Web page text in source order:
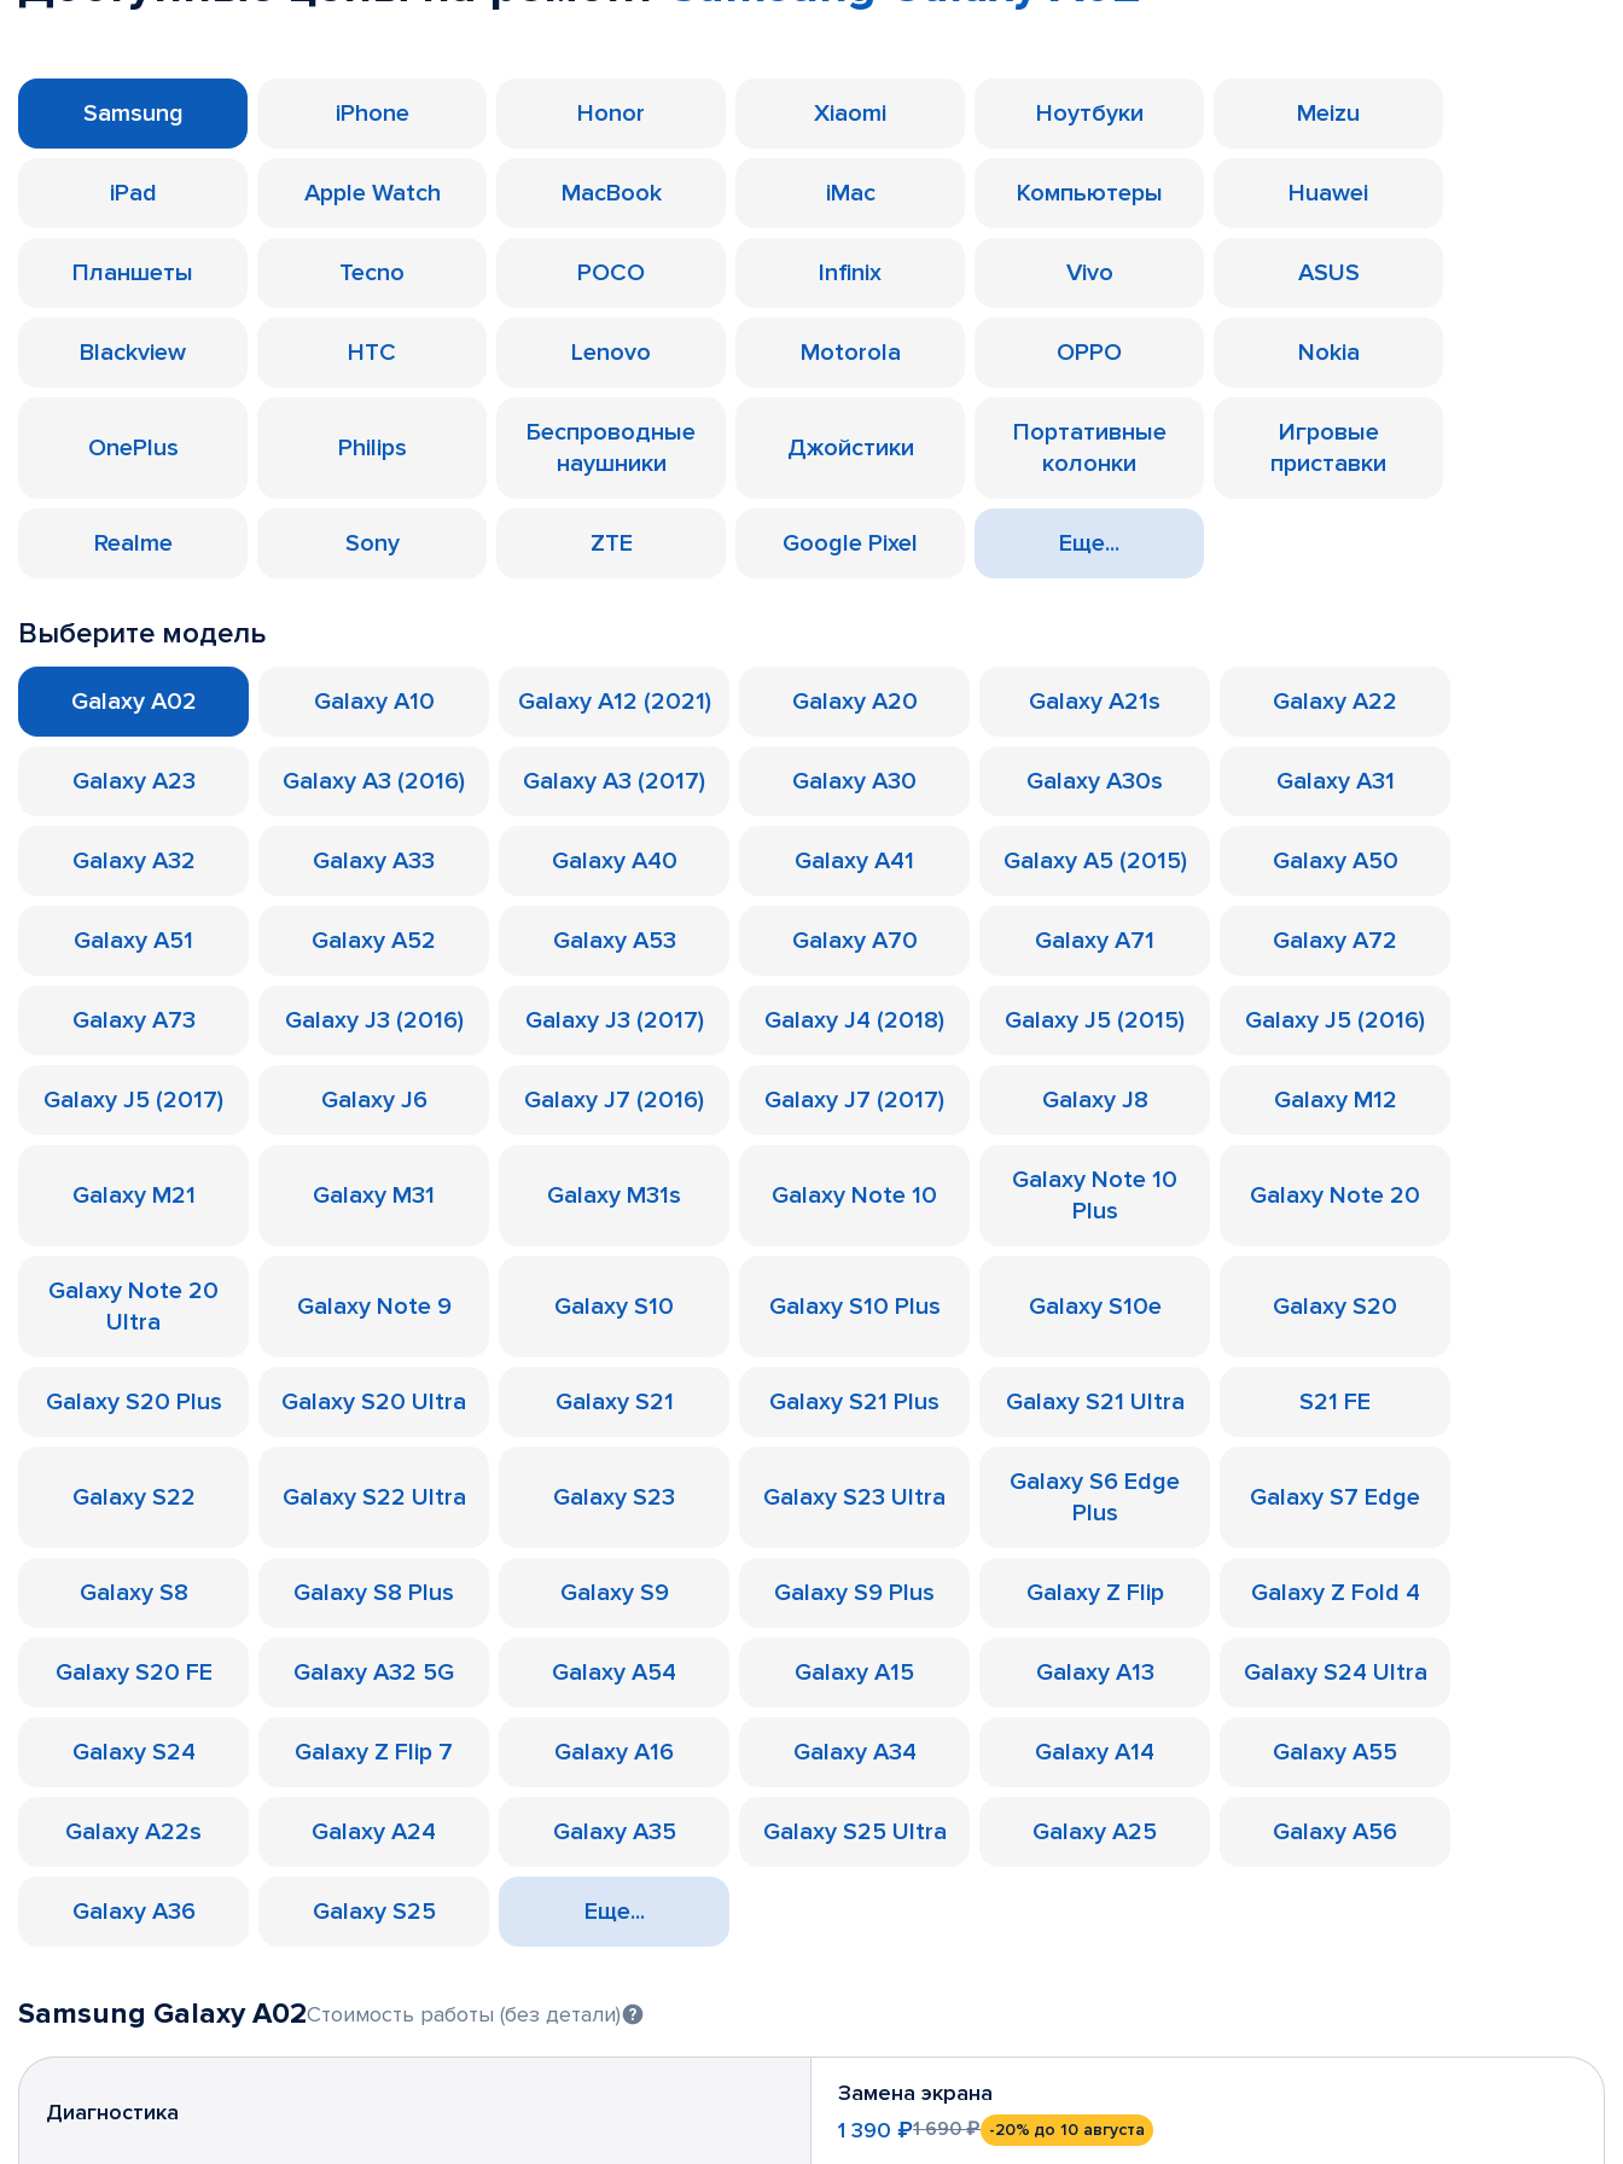
Samsung iPhone Honor Xiaomi Ноутбуки Meizu
iPad Apple Watch MacBook iMac Компьютеры Huawei
Планшеты Tecno POCO Infinix Vivo ASUS
Blackview HTC Lenovo Motorola OPPO Nokia
OnePlus Philips
Беспроводные
наушники
Джойстики
Портативные
колонки
Игровые
приставки
Realme Sony ZTE Google Pixel Еще...
Выберите модель
Galaxy A02 Galaxy A10 Galaxy A12 (2021) Galaxy A20 Galaxy A21s Galaxy A22
Galaxy A23 Galaxy A3 (2016) Galaxy A3 (2017) Galaxy A30 Galaxy A30s Galaxy A31
Galaxy A32 Galaxy A33 Galaxy A40 Galaxy A41 Galaxy A5 (2015) Galaxy A50
Galaxy A51 Galaxy A52 Galaxy A53 Galaxy A70 Galaxy A71 Galaxy A72
Galaxy A73 Galaxy J3 (2016) Galaxy J3 (2017) Galaxy J4 (2018) Galaxy J5 (2015) Galaxy J5 (2016)
Galaxy J5 (2017) Galaxy J6 Galaxy J7 (2016) Galaxy J7 (2017) Galaxy J8 Galaxy M12
Galaxy M21 Galaxy M31 Galaxy M31s Galaxy Note 10
Galaxy Note 10
Plus
Galaxy Note 20
Galaxy Note 20
Ultra
Galaxy Note 9 Galaxy S10 Galaxy S10 Plus Galaxy S10e Galaxy S20
Galaxy S20 Plus Galaxy S20 Ultra Galaxy S21 Galaxy S21 Plus Galaxy S21 Ultra S21 FE
Galaxy S22 Galaxy S22 Ultra Galaxy S23 Galaxy S23 Ultra
Galaxy S6 Edge
Plus
Galaxy S7 Edge
Galaxy S8 Galaxy S8 Plus Galaxy S9 Galaxy S9 Plus Galaxy Z Flip Galaxy Z Fold 4
Galaxy S20 FE Galaxy A32 5G Galaxy A54 Galaxy A15 Galaxy A13 Galaxy S24 Ultra
Galaxy S24 Galaxy Z Flip 7 Galaxy A16 Galaxy A34 Galaxy A14 Galaxy A55
Galaxy A22s Galaxy A24 Galaxy A35 Galaxy S25 Ultra Galaxy A25 Galaxy A56
Galaxy A36 Galaxy S25 Еще...
Samsung Galaxy A02Стоимость работы (без детали)
Диагностика
Замена экрана
1 390 ₽1 690 ₽ -20% до 10 августа